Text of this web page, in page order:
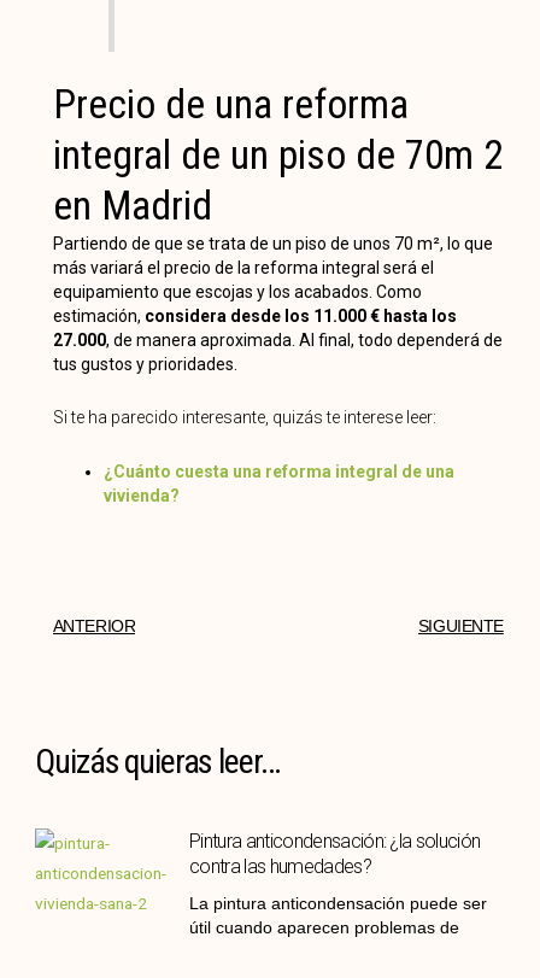
Precio de una reforma
integral de un piso de 70m 2
en Madrid
Partiendo de que se trata de un piso de unos 70 m², lo que
más variará el precio de la reforma integral será el
equipamiento que escojas y los acabados. Como
estimación, considera desde los 11.000 € hasta los
27.000, de manera aproximada. Al final, todo dependerá de
tus gustos y prioridades.
Si te ha parecido interesante, quizás te interese leer:
¿Cuánto cuesta una reforma integral de una
vivienda?
ANTERIOR SIGUIENTE
Quizás quieras leer...
Pintura anticondensación: ¿la solución
contra las humedades?
La pintura anticondensación puede ser
útil cuando aparecen problemas de